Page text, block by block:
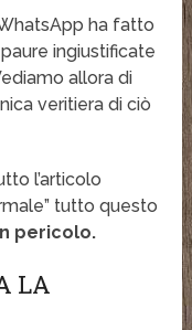
ha fatto
ingiustificate
allora di
veritiera di ciò
l’articolo
tutto questo
pericolo.
LA